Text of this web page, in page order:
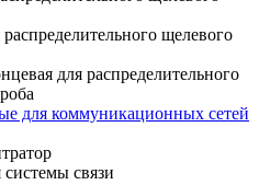
щелевого
для распределительного
для коммуникационных сетей
связи